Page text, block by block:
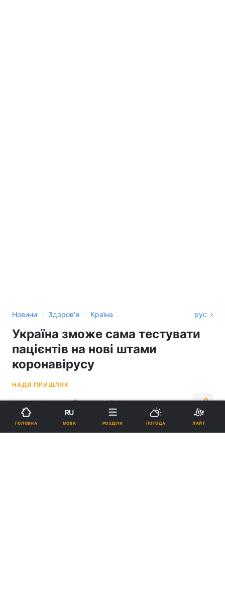
Новини › Здоров'я › Країна рус
Україна зможе сама тестувати
пацієнтів на нові штами
коронавірусу
НАДЯ ПРИШЛЯК
17:34, 17.09.21 3 хв. 1504
Підпишіться на нас в Google
ГОЛОВНА
RU
МОВА РОЗДІЛИ ПОГОДА ЛАЙТ